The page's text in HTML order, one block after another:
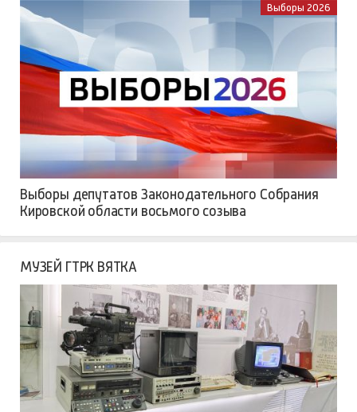
Выборы 2026
Выборы депутатов Законодательного Собрания
Кировской области восьмого созыва
МУЗЕЙ ГТРК ВЯТКА